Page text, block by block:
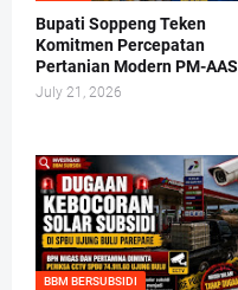
Bupati Soppeng Teken
Komitmen Percepatan
Pertanian Modern PM-AAS
July 21, 2026
BBM BERSUBSIDI